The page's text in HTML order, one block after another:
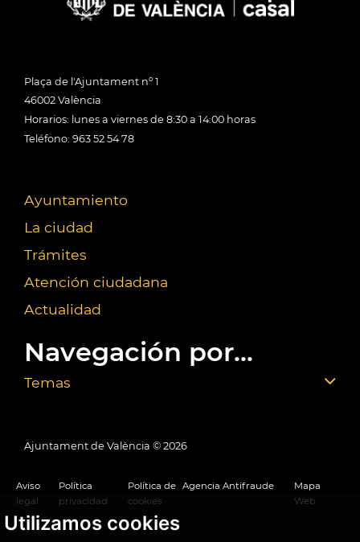
Utilizamos cookies
Plaça de l'Ajuntament nº 1
46002 València
Horarios: lunes a viernes de 8:30 a 14:00 horas
Teléfono: 963 52 54 78
Ayuntamiento
La ciudad
Trámites
Atención ciudadana
Actualidad
Navegación por...
Temas
Ajuntament de València © 2026
Aviso
legal
Política
privacidad
Política de
cookies
Agencia Antifraude
Mapa
Web